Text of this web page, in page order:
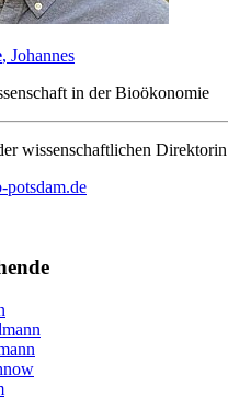
, Johannes
in der Bioökonomie
wissenschaftlichen Direktorin
potsdam.de